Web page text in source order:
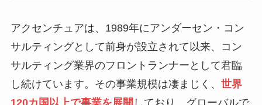
アクセンチュアは、1989年にアンダーセン・コン
サルティングとして前身が設立されて以来、コン
サルティング業界のフロントランナーとして君臨
し続けています。その事業規模は凄まじく、 世界